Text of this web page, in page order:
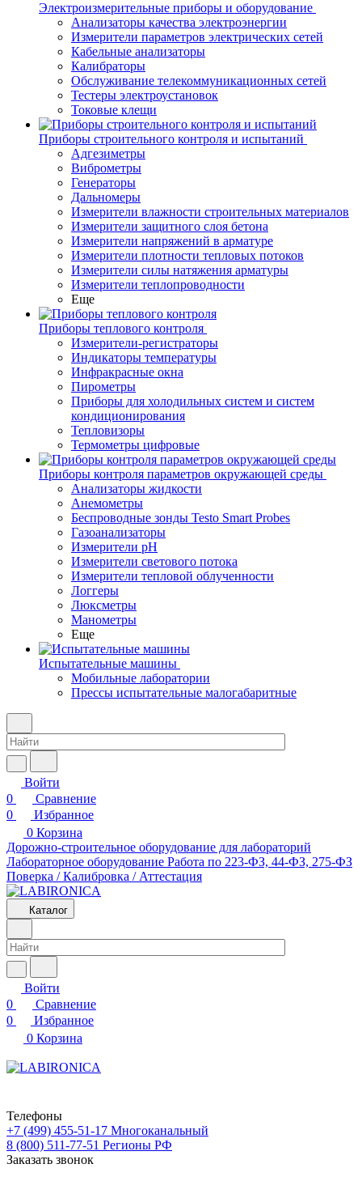
Электроизмерительные приборы и оборудование
Анализаторы качества электроэнергии
Измерители параметров электрических сетей
Кабельные анализаторы
Калибраторы
Обслуживание телекоммуникационных сетей
Тестеры электроустановок
Токовые клещи
Приборы строительного контроля и испытаний
Адгезиметры
Виброметры
Генераторы
Дальномеры
Измерители влажности строительных материалов
Измерители защитного слоя бетона
Измерители напряжений в арматуре
Измерители плотности тепловых потоков
Измерители силы натяжения арматуры
Измерители теплопроводности
Еще
Приборы теплового контроля
Измерители-регистраторы
Индикаторы температуры
Инфракрасные окна
Пирометры
Приборы для холодильных систем и систем
кондиционирования
Тепловизоры
Термометры цифровые
Приборы контроля параметров окружающей среды
Анализаторы жидкости
Анемометры
Беспроводные зонды Testo Smart Probes
Газоанализаторы
Измерители pH
Измерители светового потока
Измерители тепловой облученности
Логгеры
Люксметры
Манометры
Еще
Испытательные машины
Мобильные лаборатории
Прессы испытательные малогабаритные
Войти
0
Сравнение
0
Избранное
0 Корзина
Дорожно-строительное оборудование для лабораторий
Лабораторное оборудование Работа по 223-ФЗ, 44-ФЗ, 275-ФЗ
Поверка / Калибровка / Аттестация
Каталог
Войти
0
Сравнение
0
Избранное
0 Корзина
Телефоны
+7 (499) 455-51-17 Многоканальный
8 (800) 511-77-51 Регионы РФ
Заказать звонок